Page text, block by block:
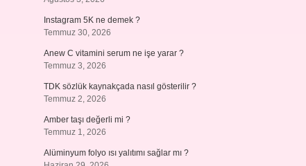
Instagram 5K ne demek ?
Temmuz 30, 2026
Anew C vitamini serum ne işe yarar ?
Temmuz 3, 2026
TDK sözlük kaynakçada nasıl gösterilir ?
Temmuz 2, 2026
Amber taşı değerli mi ?
Temmuz 1, 2026
Alüminyum folyo ısı yalıtımı sağlar mı ?